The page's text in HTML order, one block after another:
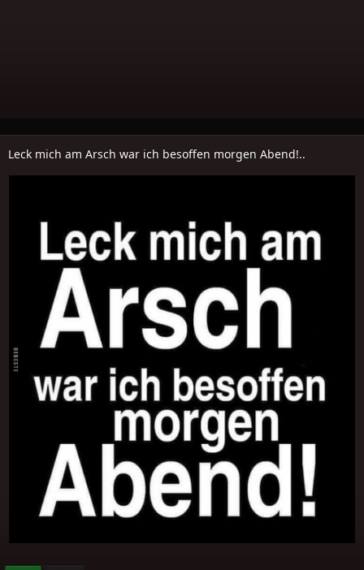
Leck mich am Arsch war ich besoffen morgen Abend!..